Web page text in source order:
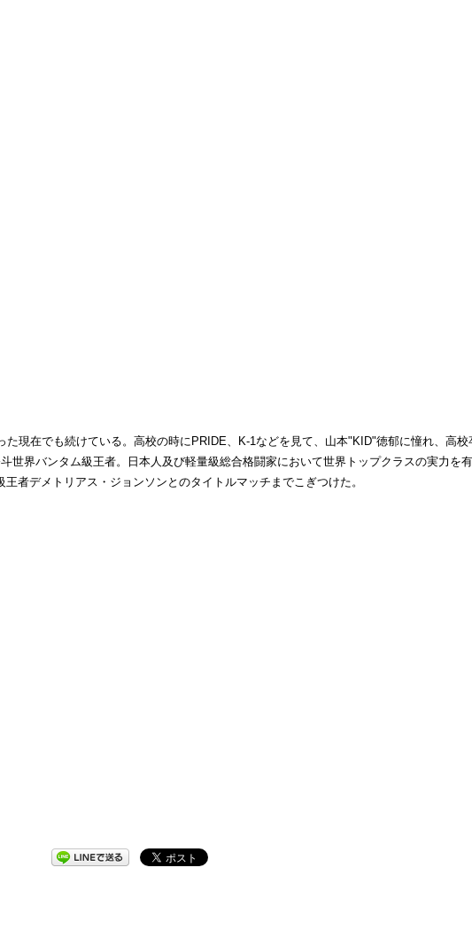
現在でも続けている。高校の時にPRIDE、K-1などを見て、山本"KID"徳郁に憧れ、高
界バンタム級王者。日本人及び軽量級総合格闘家において世界トップクラスの実力を
者デメトリアス・ジョンソンとのタイトルマッチまでこぎつけた。